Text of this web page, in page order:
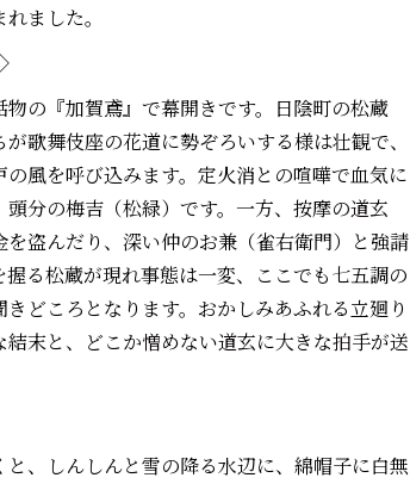
ました。
の『加賀鳶』で幕開きです。日陰町の松蔵
歌舞伎座の花道に勢ぞろいする様は壮観で、
風を呼び込みます。定火消との喧嘩で血気に
分の梅吉（松緑）です。一方、按摩の道玄
を盗んだり、深い仲のお兼（雀右衛門）と強請
る松蔵が現れ事態は一変、ここでも七五調の
どころとなります。おかしみあふれる立廻り
末と、どこか憎めない道玄に大きな拍手が送
、しんしんと雪の降る水辺に、綿帽子に白無